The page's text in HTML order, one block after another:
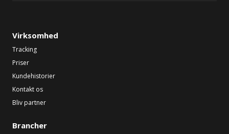
Virksomhed
Tracking
Priser
Kundehistorier
Kontakt os
Bliv partner
Brancher